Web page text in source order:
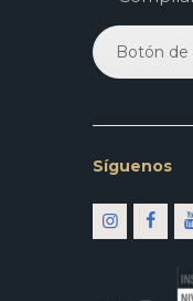
Botón de
Síguenos